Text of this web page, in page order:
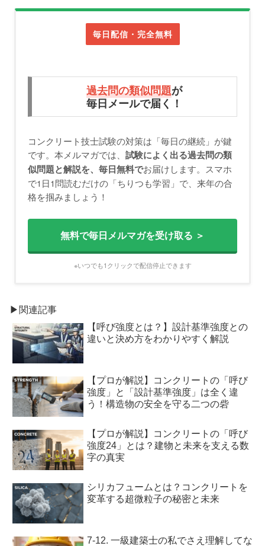
毎日配信・完全無料
過去問の類似問題が
毎日メールで届く！
コンクリート技士試験の対策は「毎日の継続」が鍵
です。本メルマガでは、 試験によく出る過去問の類
似問題と解説を、毎日無料でお届けします。スマホ
で1日1問読むだけの「ちりつも学習」で、来年の合
格を掴みましょう！
無料で毎日メルマガを受け取る ＞
※いつでも1クリックで配信停止できます
▶関連記事
【呼び強度とは？】設計基準強度との
違いと決め方をわかりやすく解説
【プロが解説】コンクリートの「呼び
強度」と「設計基準強度」は全く違
う！構造物の安全を守る二つの砦
【プロが解説】コンクリートの「呼び
強度24」とは？建物と未来を支える数
字の真実
シリカフュームとは？コンクリートを
変革する超微粒子の秘密と未来
7-12. 一級建築士の私でさえ理解してな